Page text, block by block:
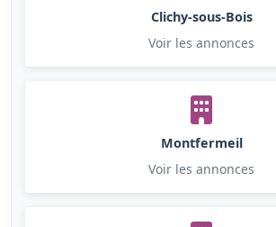
Clichy-sous-Bois
Voir les annonces
Montfermeil
Voir les annonces